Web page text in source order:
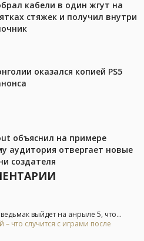
кабели в один жгут на
стяжек и получил внутри
оказался копией PS5
объяснил на примере
аудитория отвергает новые
создателя
выйдет на анрыле 5, что...
– что случится с играми после